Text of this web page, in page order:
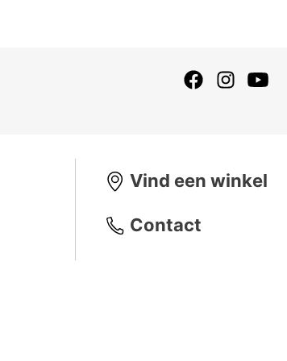
Vind een winkel
Contact